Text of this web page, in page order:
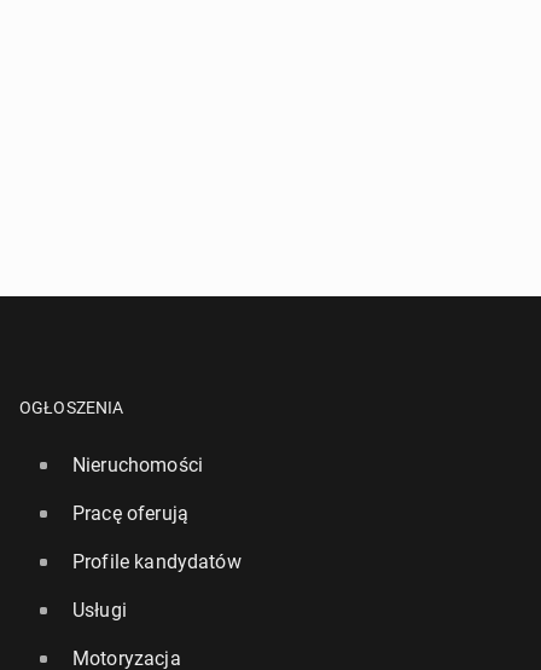
OGŁOSZENIA
Nieruchomości
Pracę oferują
Profile kandydatów
Usługi
Motoryzacja